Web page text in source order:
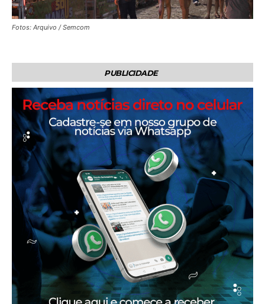
Fotos: Arquivo / Semcom
PUBLICIDADE